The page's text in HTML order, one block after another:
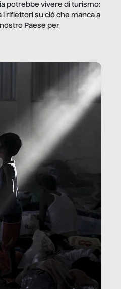
potrebbe vivere di turismo:
riflettori su ciò che manca a
Paese per